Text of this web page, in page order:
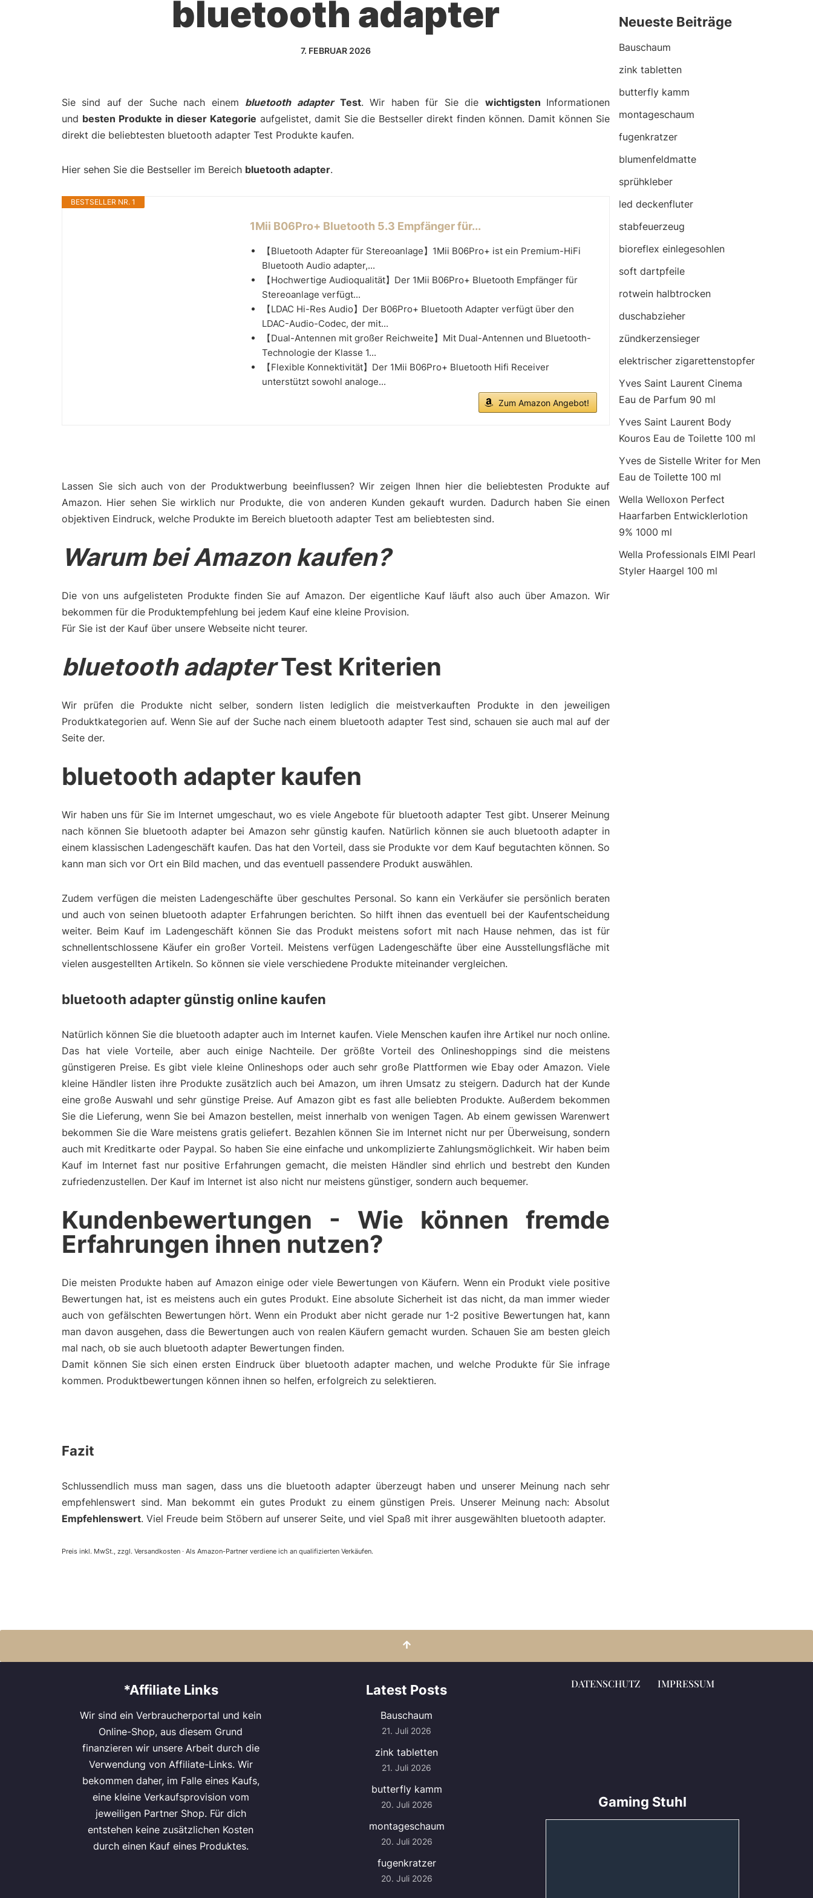
bluetooth adapter
7. FEBRUAR 2026
Sie sind auf der Suche nach einem bluetooth adapter Test. Wir haben für Sie die wichtigsten Informationen
und besten Produkte in dieser Kategorie aufgelistet, damit Sie die Bestseller direkt finden können. Damit können Sie
direkt die beliebtesten bluetooth adapter Test Produkte kaufen.
Hier sehen Sie die Bestseller im Bereich bluetooth adapter.
BESTSELLER NR. 1
1Mii B06Pro+ Bluetooth 5.3 Empfänger für...
【Bluetooth Adapter für Stereoanlage】1Mii B06Pro+ ist ein Premium-HiFi
Bluetooth Audio adapter,...
【Hochwertige Audioqualität】Der 1Mii B06Pro+ Bluetooth Empfänger für
Stereoanlage verfügt...
【LDAC Hi-Res Audio】Der B06Pro+ Bluetooth Adapter verfügt über den
LDAC-Audio-Codec, der mit...
【Dual-Antennen mit großer Reichweite】Mit Dual-Antennen und Bluetooth-
Technologie der Klasse 1...
【Flexible Konnektivität】Der 1Mii B06Pro+ Bluetooth Hifi Receiver
unterstützt sowohl analoge...
Zum Amazon Angebot!
Lassen Sie sich auch von der Produktwerbung beeinflussen? Wir zeigen Ihnen hier die beliebtesten Produkte auf
Amazon. Hier sehen Sie wirklich nur Produkte, die von anderen Kunden gekauft wurden. Dadurch haben Sie einen
objektiven Eindruck, welche Produkte im Bereich bluetooth adapter Test am beliebtesten sind.
Warum bei Amazon kaufen?
Die von uns aufgelisteten Produkte finden Sie auf Amazon. Der eigentliche Kauf läuft also auch über Amazon. Wir
bekommen für die Produktempfehlung bei jedem Kauf eine kleine Provision.
Für Sie ist der Kauf über unsere Webseite nicht teurer.
bluetooth adapterTest Kriterien
Wir prüfen die Produkte nicht selber, sondern listen lediglich die meistverkauften Produkte in den jeweiligen
Produktkategorien auf. Wenn Sie auf der Suche nach einem bluetooth adapter Test sind, schauen sie auch mal auf der
Seite der.
bluetooth adapter kaufen
Wir haben uns für Sie im Internet umgeschaut, wo es viele Angebote für bluetooth adapter Test gibt. Unserer Meinung
nach können Sie bluetooth adapter bei Amazon sehr günstig kaufen. Natürlich können sie auch bluetooth adapter in
einem klassischen Ladengeschäft kaufen. Das hat den Vorteil, dass sie Produkte vor dem Kauf begutachten können. So
kann man sich vor Ort ein Bild machen, und das eventuell passendere Produkt auswählen.
Zudem verfügen die meisten Ladengeschäfte über geschultes Personal. So kann ein Verkäufer sie persönlich beraten
und auch von seinen bluetooth adapter Erfahrungen berichten. So hilft ihnen das eventuell bei der Kaufentscheidung
weiter. Beim Kauf im Ladengeschäft können Sie das Produkt meistens sofort mit nach Hause nehmen, das ist für
schnellentschlossene Käufer ein großer Vorteil. Meistens verfügen Ladengeschäfte über eine Ausstellungsfläche mit
vielen ausgestellten Artikeln. So können sie viele verschiedene Produkte miteinander vergleichen.
bluetooth adapter günstig online kaufen
Natürlich können Sie die bluetooth adapter auch im Internet kaufen. Viele Menschen kaufen ihre Artikel nur noch online.
Das hat viele Vorteile, aber auch einige Nachteile. Der größte Vorteil des Onlineshoppings sind die meistens
günstigeren Preise. Es gibt viele kleine Onlineshops oder auch sehr große Plattformen wie Ebay oder Amazon. Viele
kleine Händler listen ihre Produkte zusätzlich auch bei Amazon, um ihren Umsatz zu steigern. Dadurch hat der Kunde
eine große Auswahl und sehr günstige Preise. Auf Amazon gibt es fast alle beliebten Produkte. Außerdem bekommen
Sie die Lieferung, wenn Sie bei Amazon bestellen, meist innerhalb von wenigen Tagen. Ab einem gewissen Warenwert
bekommen Sie die Ware meistens gratis geliefert. Bezahlen können Sie im Internet nicht nur per Überweisung, sondern
auch mit Kreditkarte oder Paypal. So haben Sie eine einfache und unkomplizierte Zahlungsmöglichkeit. Wir haben beim
Kauf im Internet fast nur positive Erfahrungen gemacht, die meisten Händler sind ehrlich und bestrebt den Kunden
zufriedenzustellen. Der Kauf im Internet ist also nicht nur meistens günstiger, sondern auch bequemer.
Kundenbewertungen - Wie können fremde
Erfahrungen ihnen nutzen?
Die meisten Produkte haben auf Amazon einige oder viele Bewertungen von Käufern. Wenn ein Produkt viele positive
Bewertungen hat, ist es meistens auch ein gutes Produkt. Eine absolute Sicherheit ist das nicht, da man immer wieder
auch von gefälschten Bewertungen hört. Wenn ein Produkt aber nicht gerade nur 1-2 positive Bewertungen hat, kann
man davon ausgehen, dass die Bewertungen auch von realen Käufern gemacht wurden. Schauen Sie am besten gleich
mal nach, ob sie auch bluetooth adapter Bewertungen finden.
Damit können Sie sich einen ersten Eindruck über bluetooth adapter machen, und welche Produkte für Sie infrage
kommen. Produktbewertungen können ihnen so helfen, erfolgreich zu selektieren.
Fazit
Schlussendlich muss man sagen, dass uns die bluetooth adapter überzeugt haben und unserer Meinung nach sehr
empfehlenswert sind. Man bekommt ein gutes Produkt zu einem günstigen Preis. Unserer Meinung nach: Absolut
Empfehlenswert. Viel Freude beim Stöbern auf unserer Seite, und viel Spaß mit ihrer ausgewählten bluetooth adapter.
Preis inkl. MwSt., zzgl. Versandkosten · Als Amazon-Partner verdiene ich an qualifizierten Verkäufen.
Neueste Beiträge
Bauschaum
zink tabletten
butterfly kamm
montageschaum
fugenkratzer
blumenfeldmatte
sprühkleber
led deckenfluter
stabfeuerzeug
bioreflex einlegesohlen
soft dartpfeile
rotwein halbtrocken
duschabzieher
zündkerzensieger
elektrischer zigarettenstopfer
Yves Saint Laurent Cinema
Eau de Parfum 90 ml
Yves Saint Laurent Body
Kouros Eau de Toilette 100 ml
Yves de Sistelle Writer for Men
Eau de Toilette 100 ml
Wella Welloxon Perfect
Haarfarben Entwicklerlotion
9% 1000 ml
Wella Professionals EIMI Pearl
Styler Haargel 100 ml
*Affiliate Links
Wir sind ein Verbraucherportal und kein
Online-Shop, aus diesem Grund
finanzieren wir unsere Arbeit durch die
Verwendung von Affiliate-Links. Wir
bekommen daher, im Falle eines Kaufs,
eine kleine Verkaufsprovision vom
jeweiligen Partner Shop. Für dich
entstehen keine zusätzlichen Kosten
durch einen Kauf eines Produktes.
Latest Posts
Bauschaum
21. Juli 2026
zink tabletten
21. Juli 2026
butterfly kamm
20. Juli 2026
montageschaum
20. Juli 2026
fugenkratzer
20. Juli 2026
DATENSCHUTZ IMPRESSUM
Gaming Stuhl